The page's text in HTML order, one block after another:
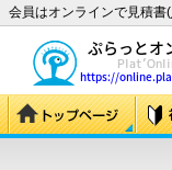
会員はオンラインで見積書(